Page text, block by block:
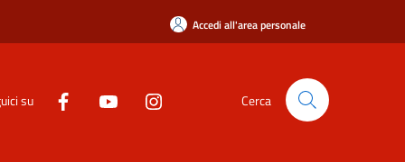
Accedi all'area personale
su Cerca